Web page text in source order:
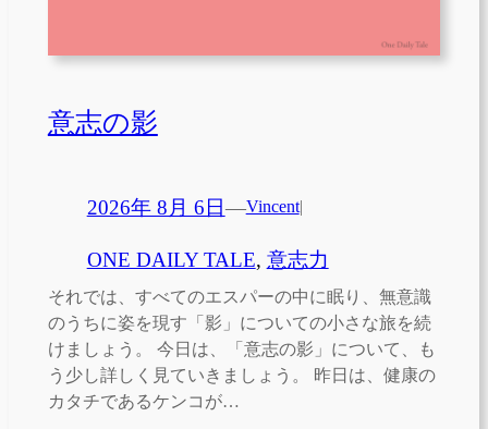
意志の影
2026年 8月 6日—Vincent|
ONE DAILY TALE, 意志力
それでは、すべてのエスパーの中に眠り、無意識
のうちに姿を現す「影」についての小さな旅を続
けましょう。 今日は、「意志の影」について、も
う少し詳しく見ていきましょう。 昨日は、健康の
カタチであるケンコが…